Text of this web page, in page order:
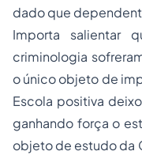
dado que
Importa salientar
criminologia
o único objeto de
Escola positiva
ganhando força o
objeto de estudo da